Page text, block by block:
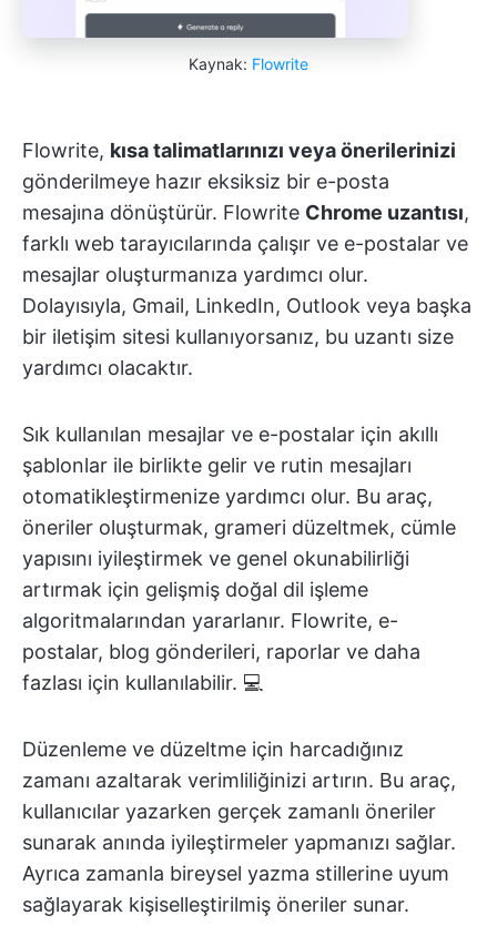
Kaynak: Flowrite
Flowrite, kısa talimatlarınızı veya önerilerinizi
gönderilmeye hazır eksiksiz bir e-posta
mesajına dönüştürür. Flowrite Chrome uzantısı,
farklı web tarayıcılarında çalışır ve e-postalar ve
mesajlar oluşturmanıza yardımcı olur.
Dolayısıyla, Gmail, LinkedIn, Outlook veya başka
bir iletişim sitesi kullanıyorsanız, bu uzantı size
yardımcı olacaktır.
Sık kullanılan mesajlar ve e-postalar için akıllı
şablonlar ile birlikte gelir ve rutin mesajları
otomatikleştirmenize yardımcı olur. Bu araç,
öneriler oluşturmak, grameri düzeltmek, cümle
yapısını iyileştirmek ve genel okunabilirliği
artırmak için gelişmiş doğal dil işleme
algoritmalarından yararlanır. Flowrite, e-
postalar, blog gönderileri, raporlar ve daha
fazlası için kullanılabilir. 💻
Düzenleme ve düzeltme için harcadığınız
zamanı azaltarak verimliliğinizi artırın. Bu araç,
kullanıcılar yazarken gerçek zamanlı öneriler
sunarak anında iyileştirmeler yapmanızı sağlar.
Ayrıca zamanla bireysel yazma stillerine uyum
sağlayarak kişiselleştirilmiş öneriler sunar.